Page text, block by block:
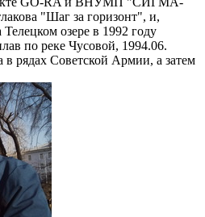
"Шаг за горизонт", и,
озере в 1992 году
по реке Чусовой, 1994.06.
в рядах Советской Армии, а затем